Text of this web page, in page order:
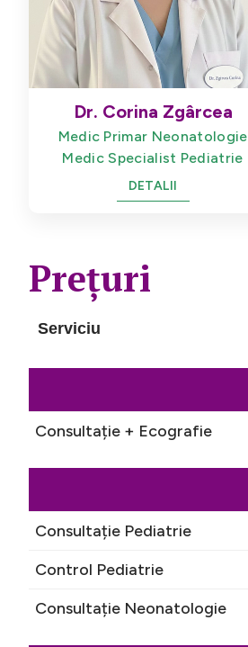
Dr. Corina Zgârcea
Medic Primar Neonatologie
Medic Specialist Pediatrie
DETALII
Prețuri
Serviciu
Consultație + Ecografie
Consultație Pediatrie
Control Pediatrie
Consultație Neonatologie